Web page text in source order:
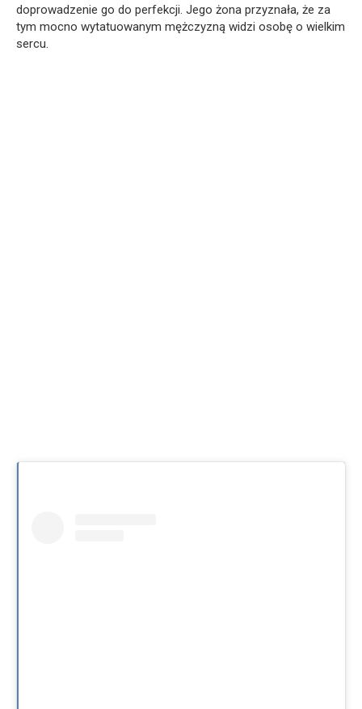
doprowadzenie go do perfekcji. Jego żona przyznała, że za
tym mocno wytatuowanym mężczyzną widzi osobę o wielkim
sercu.